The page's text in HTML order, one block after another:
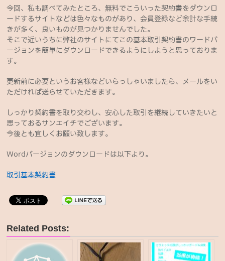
今回、私も調べてみたところ、無料でこういった契約書をダウンロ
ードするサイトなどは色々なものがあり、会員登録など余計な手続
きが多く、良いものが見つかりませんでした。
そこで近いうちに弊社のサイトにてこの基本取引契約書のワードバ
ージョンを簡単にダウンロードできるようにしようと思っておりま
す。
更新前に必要というお客様などいらっしゃいましたら、メールをい
ただければ送らせていただきます。
しっかり契約書を取り交わし、安心した取引を継続していきたいと
思っておるサンエイチでございます。
今後とも宜しくお願い致します。
Wordバージョンのダウンロードは以下より。
取引基本契約書
Related Posts: